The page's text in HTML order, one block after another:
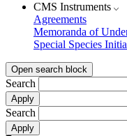
CMS Instruments
Agreements
Memoranda of
Special Species
Open search block
Search
Search